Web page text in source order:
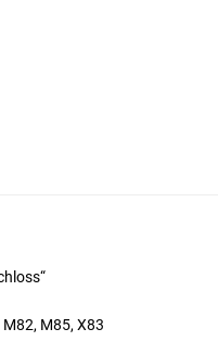
M85, X83